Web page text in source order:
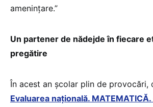
amenințare.”
Un partener de nădejde în fiecare
pregătire
În acest an școlar plin de provocări,
Evaluarea națională. MATEMATICĂ.